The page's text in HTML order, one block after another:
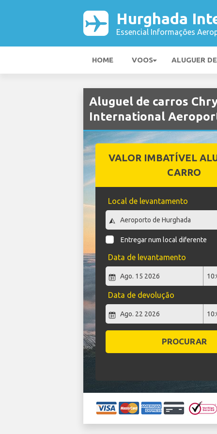
Hurghada
Essencial Informações
HOME VOOS ALUGUER
Aluguel de carros
International
VALOR IMBATÍVEL
CARRO
Local de levantamento
Entregar num local diferente
Data de levantamento
Data de devolução
PROCURAR